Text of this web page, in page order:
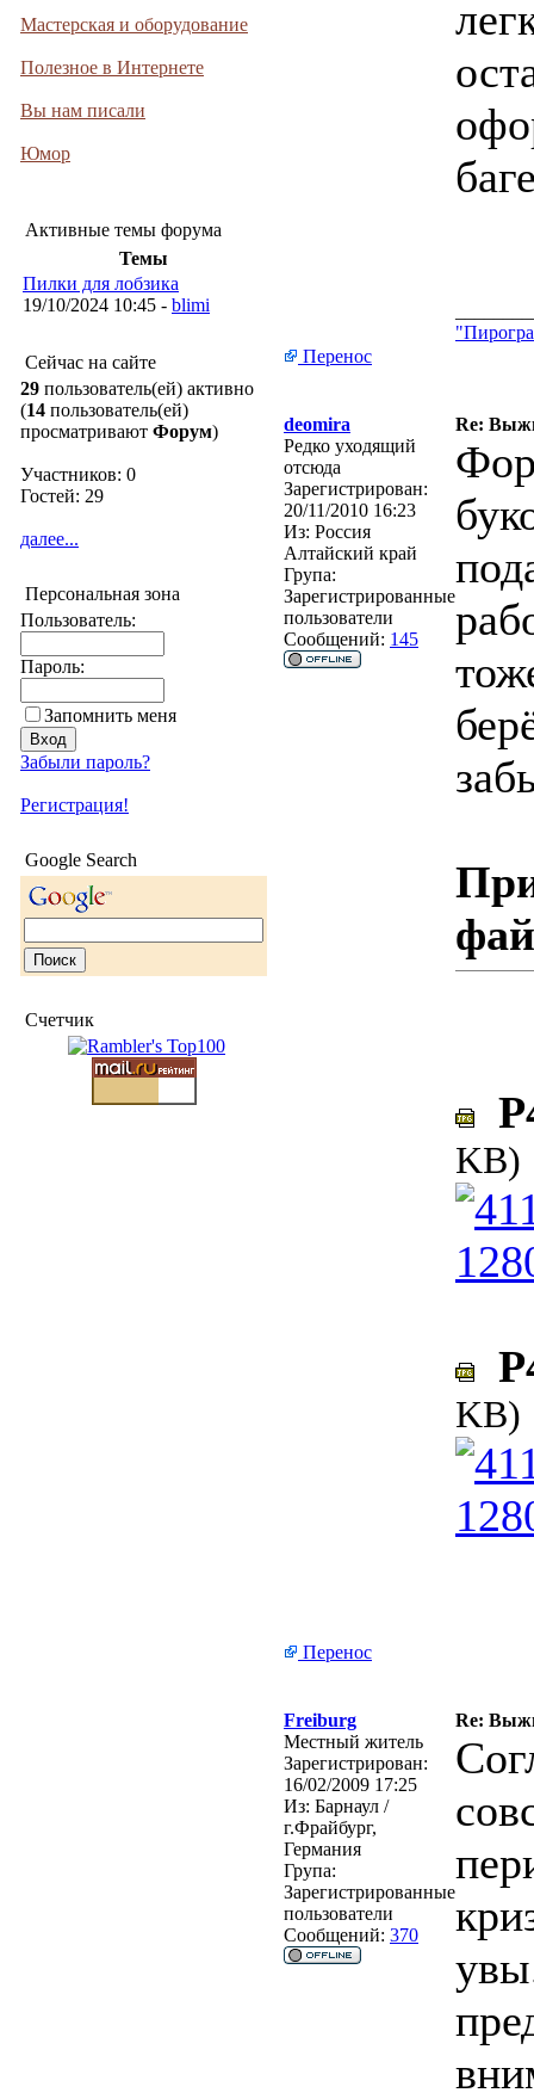
Мастерская и оборудование
Полезное в Интернете
Вы нам писали
Юмор
Активные темы форума
Темы
Пилки для лобзика
19/10/2024 10:45 - blimi
Сейчас на сайте
29 пользователь(ей) активно
(14 пользователь(ей)
просматривают Форум)
Участников: 0
Гостей: 29
далее...
Персональная зона
Пользователь:
Пароль:
Запомнить меня
Забыли пароль?
Регистрация!
Google Search
Счетчик
Перенос
deomira
Re:
Редко уходящий
отсюда
Зарегистрирован:
20/11/2010 16:23
Из: Россия
Алтайский край
Група:
Зарегистрированные
пользователи
Сообщений: 145
KB)
KB)
Перенос
Freiburg
Re:
Местный житель
Зарегистрирован:
16/02/2009 17:25
Из: Барнаул /
г.Фрайбург,
Германия
Група:
Зарегистрированные
пользователи
Сообщений: 370